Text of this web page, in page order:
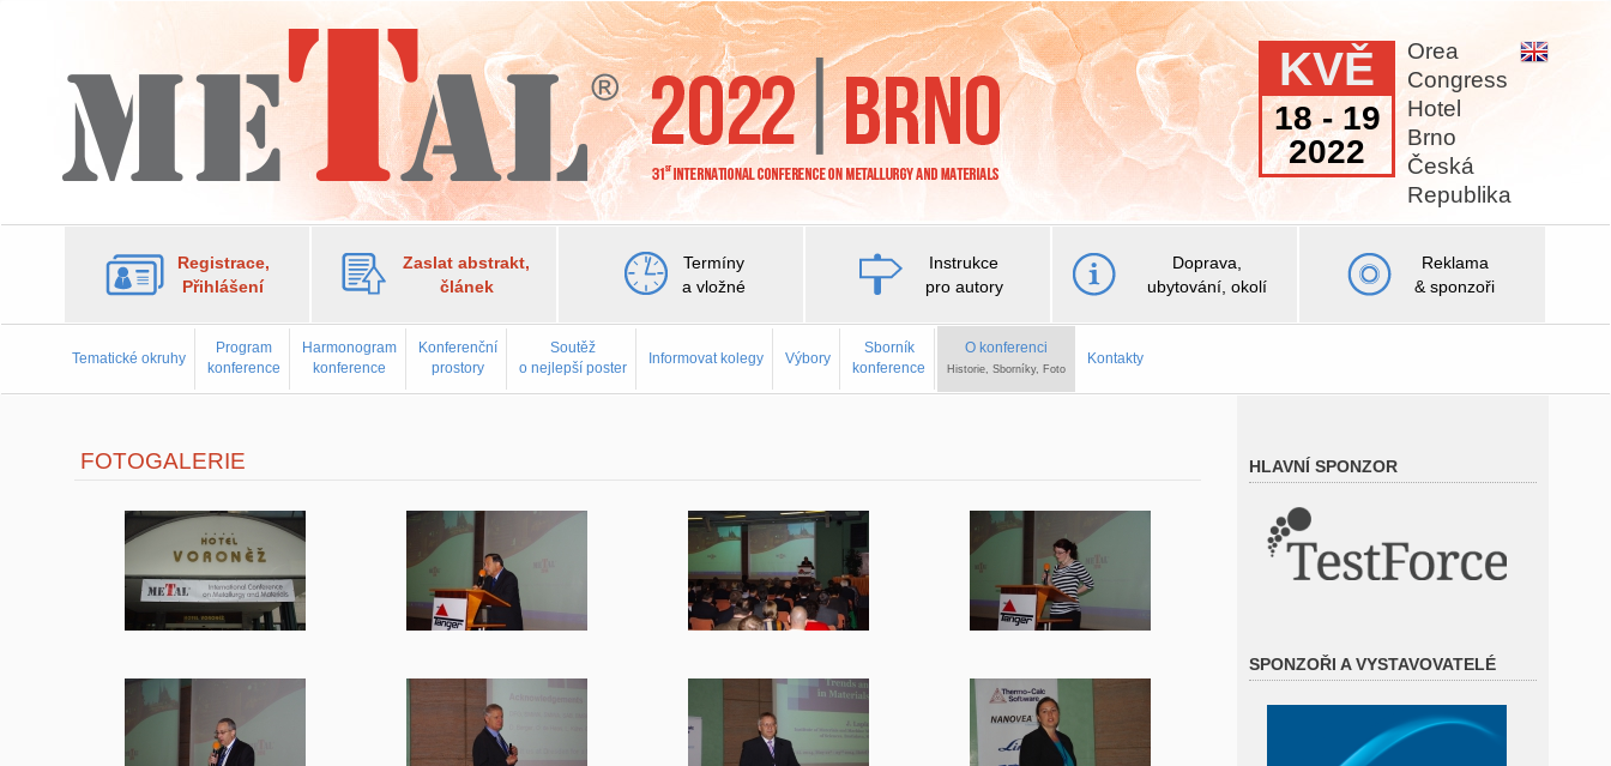
Orea
Congress
Hotel
Brno
Česká
Republika
KVĚ
18 - 19
2022
Registrace,
Přihlášení
Zaslat abstrakt,
článek
Termíny
a vložné
Instrukce
pro autory
Doprava,
ubytování, okolí
Reklama
& sponzoři
Tematické okruhy
Program
konference
Harmonogram
konference
Konferenční
prostory
Soutěž
o nejlepší poster
Informovat kolegy Výbory
Sborník
konference
O konferenci
Historie, Sborníky, Foto
Kontakty
FOTOGALERIE HLAVNÍ SPONZOR
SPONZOŘI A VYSTAVOVATELÉ